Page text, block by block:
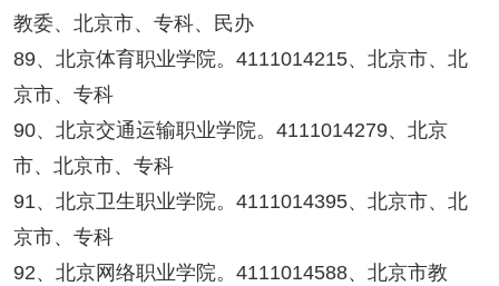
教委、北京市、专科、民办
89、北京体育职业学院。4111014215、北京市、北
京市、专科
90、北京交通运输职业学院。4111014279、北京
市、北京市、专科
91、北京卫生职业学院。4111014395、北京市、北
京市、专科
92、北京网络职业学院。4111014588、北京市教